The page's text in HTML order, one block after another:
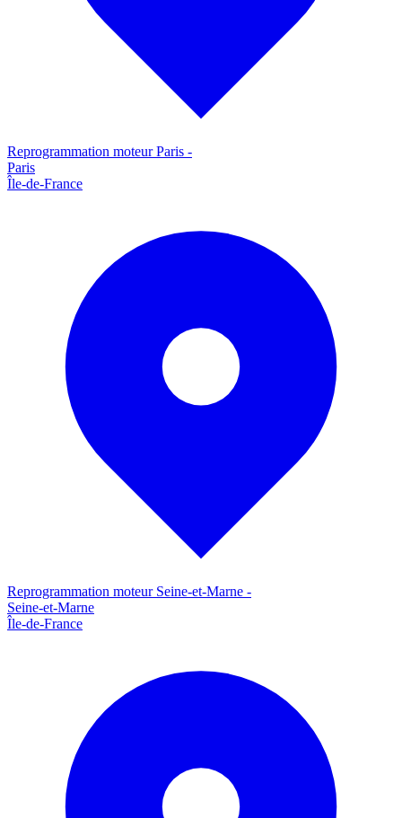
Reprogrammation moteurParis -
Paris
Île-de-France
Reprogrammation moteur Seine-et-Marne -
Seine-et-Marne
Île-de-France